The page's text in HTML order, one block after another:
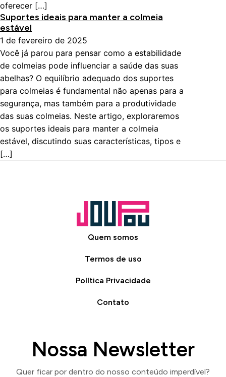
oferecer […]
Suportes ideais para manter a colmeia
estável
1 de fevereiro de 2025
Você já parou para pensar como a estabilidade
de colmeias pode influenciar a saúde das suas
abelhas? O equilíbrio adequado dos suportes
para colmeias é fundamental não apenas para a
segurança, mas também para a produtividade
das suas colmeias. Neste artigo, exploraremos
os suportes ideais para manter a colmeia
estável, discutindo suas características, tipos e
[…]
Quem somos
Termos de uso
Política Privacidade
Contato
Nossa Newsletter
Quer ficar por dentro do nosso conteúdo imperdível?